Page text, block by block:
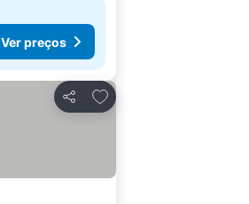
Ver preços
Partilhar
Adicionar aos favoritos